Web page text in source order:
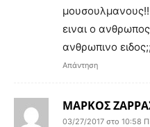
ειναι ο
ανθρωπινο
Απάντηση
ΜΑΡΚΟΣ
03/27/2017 στο 10:58